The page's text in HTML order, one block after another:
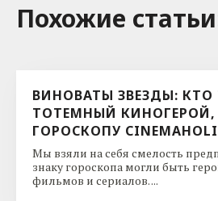
Похожие
ВИНОВАТЫ ЗВЕЗДЫ: КТО
ТОТЕМНЫЙ КИНОГЕРОЙ,
ГОРОСКОПУ
Мы взяли на себя смелость
знаку гороскопа могли быть
фильмов и сериалов. ...